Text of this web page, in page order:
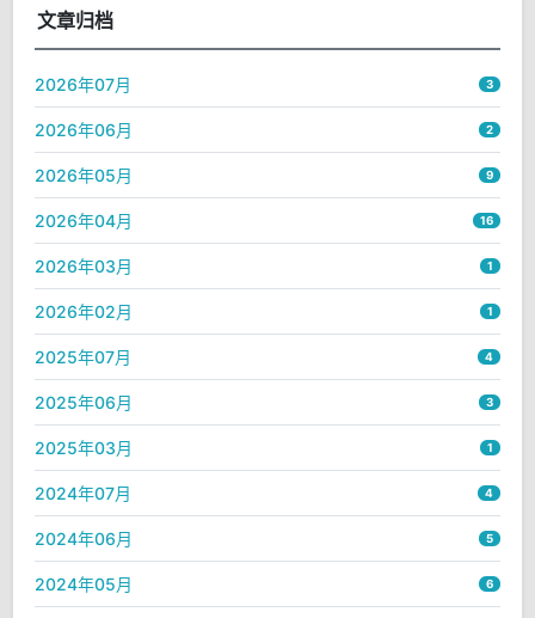
文章归档
2026年07月 3
2026年06月 2
2026年05月 9
2026年04月 16
2026年03月 1
2026年02月 1
2025年07月 4
2025年06月 3
2025年03月 1
2024年07月 4
2024年06月 5
2024年05月 6